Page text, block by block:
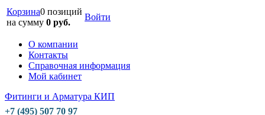
Корзина0 позиций
на сумму 0 руб.
Войти
О компании
Контакты
Справочная информация
Мой кабинет
Фитинги и Арматура КИП
+7 (495) 507 70 97